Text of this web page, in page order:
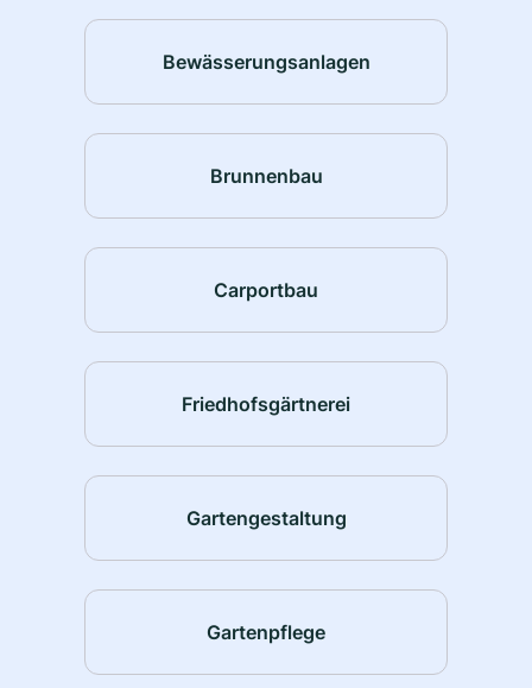
Bewässerungsanlagen
Brunnenbau
Carportbau
Friedhofsgärtnerei
Gartengestaltung
Gartenpflege